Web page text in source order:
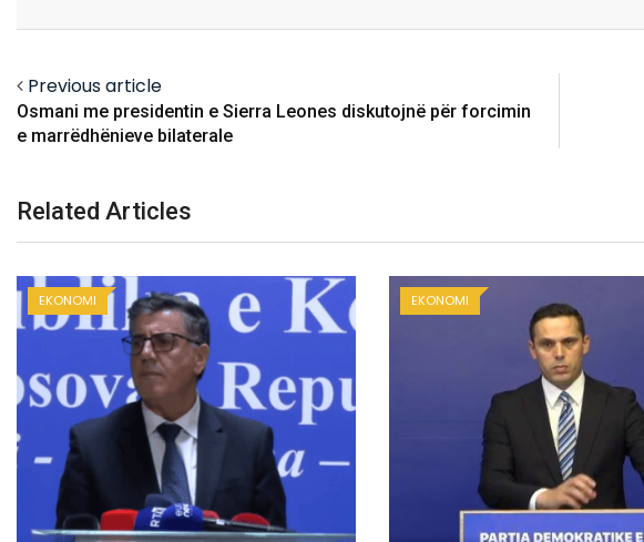
Previous article
Osmani me presidentin e Sierra Leones diskutojnë për forcimin
e marrëdhënieve bilaterale
Related Articles
EKONOMI EKONOMI